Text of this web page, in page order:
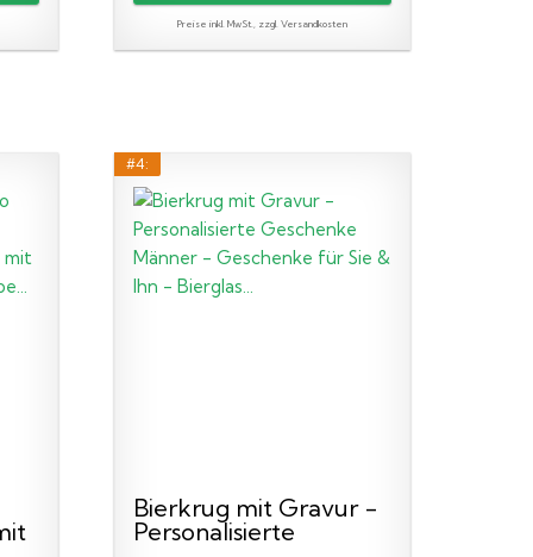
Preise inkl. MwSt., zzgl. Versandkosten
#4:
Bierkrug mit Gravur -
Personalisierte